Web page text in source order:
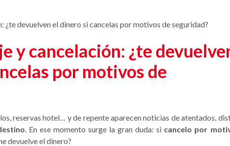
¿te devuelven el dinero si cancelas por motivos de seguridad?
y cancelación: ¿te
por motivos de
reservas hotel… y de repente aparecen noticias de atentados,
. En ese momento surge la gran duda: si cancelo por
devuelve el dinero?